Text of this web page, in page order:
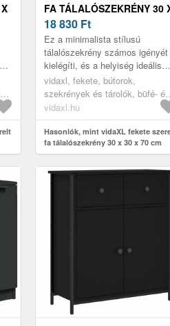
FA TÁLALÓSZEKRÉNY 30
30 X 70 CM
18 830 Ft
Ez a minimalista stílusú
tálalószekrény számos igényét
kielégíti, és a helyiség ideális
kiegészítője lesz.
vidaxl, fekete, bútorok,
szekrények és tárolók, büfé- és
tálalóasztalok
vidaxl.hu
Hasonlók, mint vidaXL fekete
fa tálalószekrény 30 x 30 x 70 cm